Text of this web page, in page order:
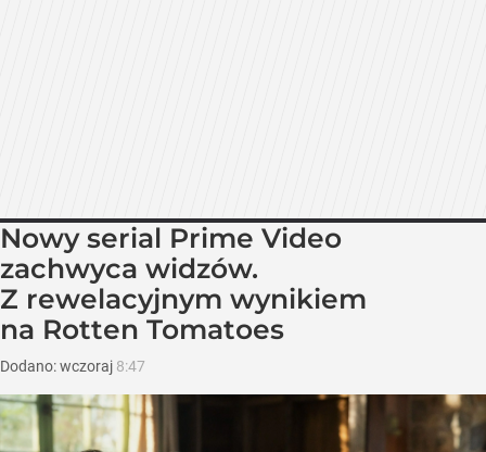
Nowy serial Prime Video
zachwyca widzów.
Z rewelacyjnym wynikiem
na Rotten Tomatoes
Dodano:wczoraj 8:47